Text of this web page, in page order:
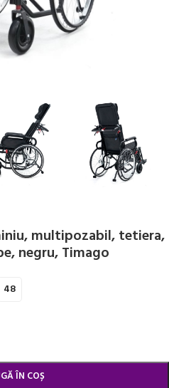
multipozabil, tetiera,
negru, Timago
48
ÎN COȘ